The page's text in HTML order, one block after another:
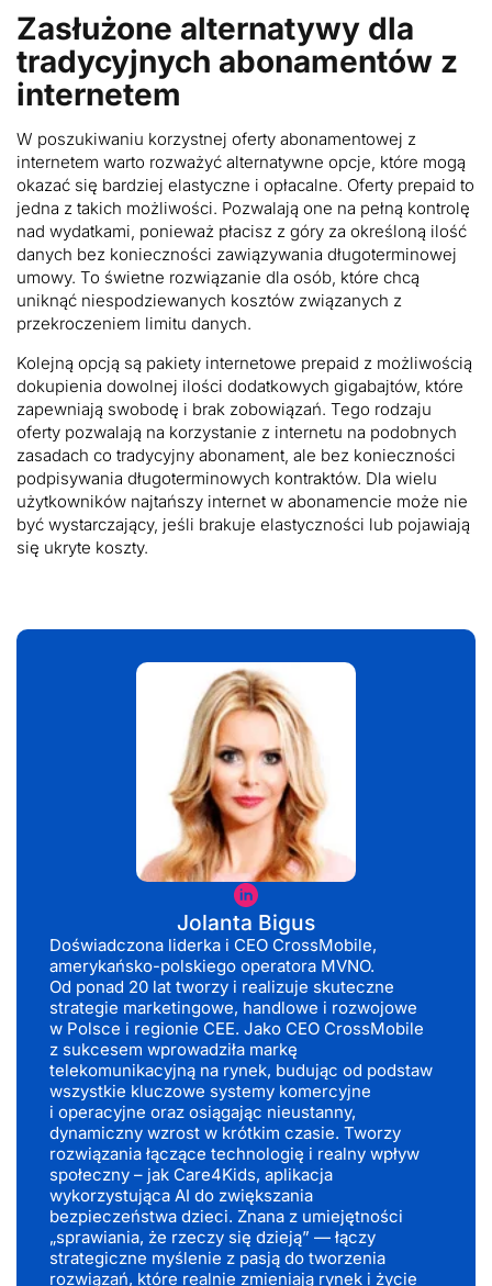
Zasłużone alternatywy dla
tradycyjnych abonamentów z
internetem
W poszukiwaniu korzystnej oferty abonamentowej z
internetem warto rozważyć alternatywne opcje, które mogą
okazać się bardziej elastyczne i opłacalne. Oferty prepaid to
jedna z takich możliwości. Pozwalają one na pełną kontrolę
nad wydatkami, ponieważ płacisz z góry za określoną ilość
danych bez konieczności zawiązywania długoterminowej
umowy. To świetne rozwiązanie dla osób, które chcą
uniknąć niespodziewanych kosztów związanych z
przekroczeniem limitu danych.
Kolejną opcją są pakiety internetowe prepaid z możliwością
dokupienia dowolnej ilości dodatkowych gigabajtów, które
zapewniają swobodę i brak zobowiązań. Tego rodzaju
oferty pozwalają na korzystanie z internetu na podobnych
zasadach co tradycyjny abonament, ale bez konieczności
podpisywania długoterminowych kontraktów. Dla wielu
użytkowników najtańszy internet w abonamencie może nie
być wystarczający, jeśli brakuje elastyczności lub pojawiają
się ukryte koszty.
Jolanta
Bigus
Jolanta Bigus
Doświadczona liderka i CEO CrossMobile,
amerykańsko-polskiego operatora MVNO.
Od ponad 20 lat tworzy i realizuje skuteczne
strategie marketingowe, handlowe i rozwojowe
w Polsce i regionie CEE. Jako CEO CrossMobile
z sukcesem wprowadziła markę
telekomunikacyjną na rynek, budując od podstaw
wszystkie kluczowe systemy komercyjne
i operacyjne oraz osiągając nieustanny,
dynamiczny wzrost w krótkim czasie. Tworzy
rozwiązania łączące technologię i realny wpływ
społeczny – jak Care4Kids, aplikacja
wykorzystująca AI do zwiększania
bezpieczeństwa dzieci. Znana z umiejętności
„sprawiania, że rzeczy się dzieją” — łączy
strategiczne myślenie z pasją do tworzenia
rozwiązań, które realnie zmieniają rynek i życie